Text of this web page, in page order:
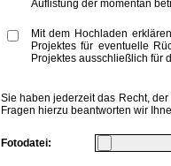
Auflistung der momentan
Mit dem Hochladen
Projektes für eventuelle
Projektes ausschließlich für
Sie haben jederzeit das Recht,
Fragen hierzu beantworten wir
Fotodatei: